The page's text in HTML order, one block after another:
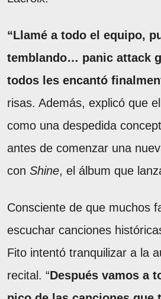
“Llamé a todo el equipo,
temblando… panic attack
todos les encantó
risas. Además, explicó que
como una despedida
antes de comenzar una
con Shine, el álbum que
Consciente de que muchos
escuchar canciones
Fito intentó tranquilizar a la
recital. “Después vamos a